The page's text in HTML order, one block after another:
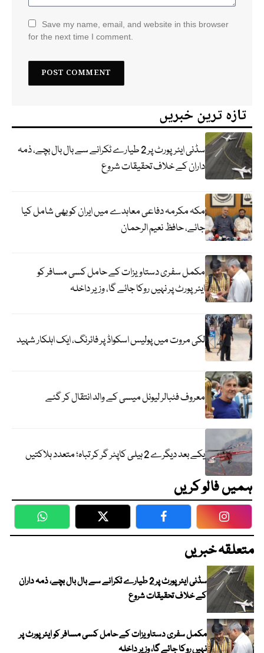
Save my name, email, and website in this browser
for the next time I comment.
تازہ ترین خبریں
سڈنی ایئرپورٹ پر 2 طیارے ٹکرانے سے بال بال بچے، ذمہ
داران کے خلاف تحقیقات شروع
مکہ مکرمہ دفاعی معاہدے میں ایران کو بھی شامل کیا
جائے، حافظ نعیم الرحمان
مکمل سفری دستاویزات کے حامل کسی مسافر کو
ایئرپورٹ پر نہیں روکا جائے گا، وزیر داخلہ
لکی مروت میں پولیس اسکواڈ پر فائرنگ، ایک اہلکار شہید
معروف فٹبالر لیونل میسی کے والد انتقال کر گئے
یکے بعد دیگرے 2 ہیلی کاپٹر گر کر تباہ؛ متعدد ہلاکتیں
ہمیں فالو کریں
WhatsApp Twitter Facebook
متعلقہ خبریں
سڈنی ایئرپورٹ پر 2 طیارے ٹکرانے سے بال بال بچے، ذمہ داران
کے خلاف تحقیقات شروع
مکمل سفری دستاویزات کے حامل کسی مسافر کو ایئرپورٹ پر
نہیں روکا جائے گا، وزیر داخلہ